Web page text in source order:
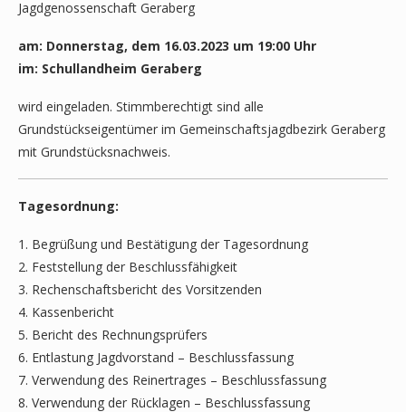
Jagdgenossenschaft Geraberg
am: Donnerstag, dem 16.03.2023 um 19:00 Uhr
im: Schullandheim Geraberg
wird eingeladen. Stimmberechtigt sind alle
Grundstückseigentümer im Gemeinschaftsjagdbezirk Geraberg
mit Grundstücksnachweis.
Tagesordnung:
1. Begrüßung und Bestätigung der Tagesordnung
2. Feststellung der Beschlussfähigkeit
3. Rechenschaftsbericht des Vorsitzenden
4. Kassenbericht
5. Bericht des Rechnungsprüfers
6. Entlastung Jagdvorstand – Beschlussfassung
7. Verwendung des Reinertrages – Beschlussfassung
8. Verwendung der Rücklagen – Beschlussfassung